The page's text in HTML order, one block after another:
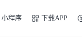
小程序 下载APP